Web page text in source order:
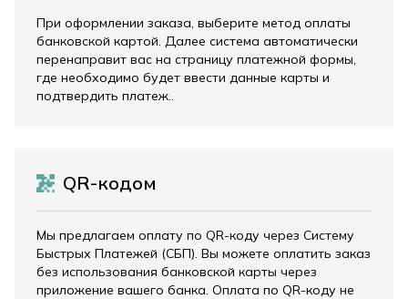
При оформлении заказа, выберите метод оплаты
банковской картой. Далее система автоматически
перенаправит вас на страницу платежной формы,
где необходимо будет ввести данные карты и
подтвердить платеж..
QR-кодом
Мы предлагаем оплату по QR-коду через Систему
Быстрых Платежей (СБП). Вы можете оплатить заказ
без использования банковской карты через
приложение вашего банка. Оплата по QR-коду не